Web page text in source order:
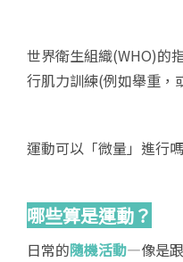
世界衛生組織(WHO)的
行肌力訓練(例如舉重，
運動可以「微量」進行
哪些算是運動？
日常的隨機活動—像是